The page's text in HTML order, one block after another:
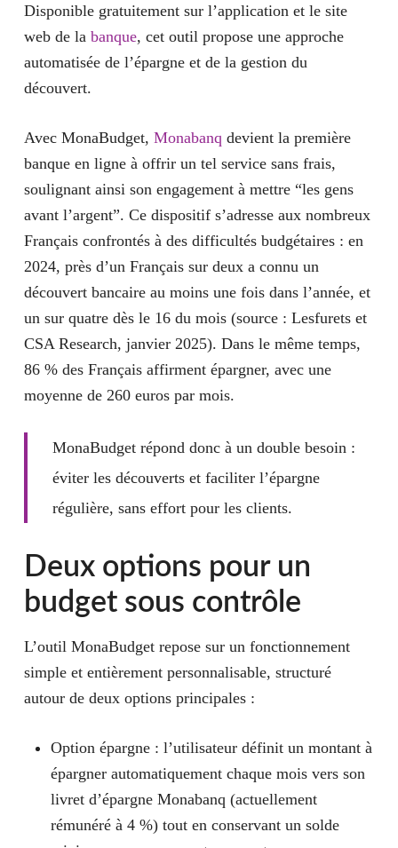
Disponible gratuitement sur l’application et le site
web de la banque, cet outil propose une approche
automatisée de l’épargne et de la gestion du
découvert.
Avec MonaBudget, Monabanq devient la première
banque en ligne à offrir un tel service sans frais,
soulignant ainsi son engagement à mettre “les gens
avant l’argent”. Ce dispositif s’adresse aux nombreux
Français confrontés à des difficultés budgétaires : en
2024, près d’un Français sur deux a connu un
découvert bancaire au moins une fois dans l’année, et
un sur quatre dès le 16 du mois (source : Lesfurets et
CSA Research, janvier 2025). Dans le même temps,
86 % des Français affirment épargner, avec une
moyenne de 260 euros par mois.
MonaBudget répond donc à un double besoin :
éviter les découverts et faciliter l’épargne
régulière, sans effort pour les clients.
Deux options pour un
budget sous contrôle
L’outil MonaBudget repose sur un fonctionnement
simple et entièrement personnalisable, structuré
autour de deux options principales :
Option épargne: l’utilisateur définit un montant à
épargner automatiquement chaque mois vers son
livret d’épargne Monabanq (actuellement
rémunéré à 4 %) tout en conservant un solde